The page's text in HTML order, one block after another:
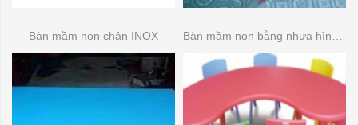
Bàn mầm non chân INOX Bàn mầm non bằng nhựa hình bầu dục (bán nguyệt )